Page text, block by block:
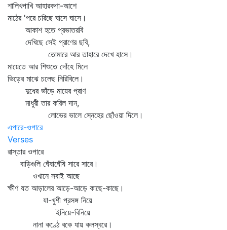
শালিখপাখি আহারকণা-আশে
মাঠের 'পরে চরিছে ঘাসে ঘাসে।
আকাশ হতে প্রভাতরবি
দেখিছে সেই প্রাণের ছবি,
তোমারে আর তাহারে দেখে হাসে।
মায়েতে আর শিশুতে দোঁহে মিলে
ভিড়ের মাঝে চলেছ নিরিবিলে।
দুধের ভাঁড়ে মায়ের প্রাণ
মাধুরী তার করিল দান,
লোভের ভালে স্নেহের ছোঁওয়া দিলে।
এপারে-ওপারে
Verses
রাস্তার ওপারে
বাড়িগুলি ঘেঁষাঘেঁষি সারে সারে।
ওখানে সবাই আছে
ক্ষীণ যত আড়ালের আড়ে-আড়ে কাছে-কাছে।
যা-খুশী প্রসঙ্গ নিয়ে
ইনিয়ে-বিনিয়ে
নানা কণ্ঠে বকে যায় কলস্বরে।